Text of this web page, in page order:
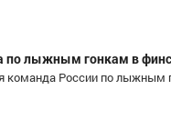
по лыжным гонкам в
команда России по